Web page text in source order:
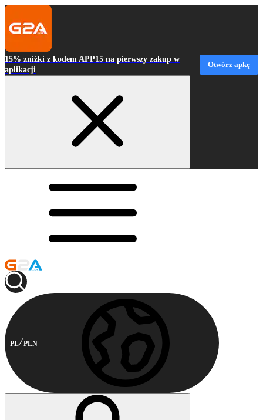
15% zniżki z kodem APP15 na pierwszy zakup w
aplikacji
Otwórz apkę
PL PLN